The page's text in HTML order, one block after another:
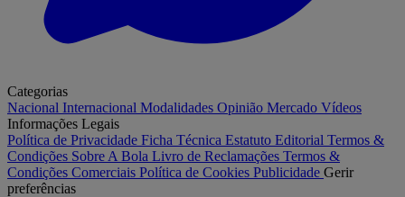
Categorias
Nacional Internacional Modalidades Opinião Mercado Vídeos
Informações Legais
Política de Privacidade Ficha Técnica Estatuto Editorial Termos &
Condições Sobre A Bola Livro de Reclamações Termos &
Condições Comerciais Política de Cookies Publicidade Gerir
preferências